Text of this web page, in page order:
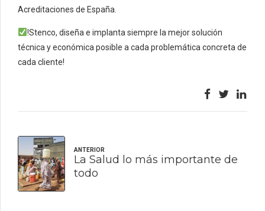
Acreditaciones de España.
!Stenco, diseña e implanta siempre la mejor solución
técnica y económica posible a cada problemática concreta de
cada cliente!
ANTERIOR
La Salud lo más importante de
todo